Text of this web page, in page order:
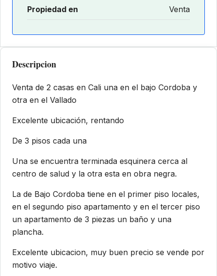
Propiedad en Venta
Descripcion
Venta de 2 casas en Cali una en el bajo Cordoba y
otra en el Vallado
Excelente ubicación, rentando
De 3 pisos cada una
Una se encuentra terminada esquinera cerca al
centro de salud y la otra esta en obra negra.
La de Bajo Cordoba tiene en el primer piso locales,
en el segundo piso apartamento y en el tercer piso
un apartamento de 3 piezas un baño y una
plancha.
Excelente ubicacion, muy buen precio se vende por
motivo viaje.